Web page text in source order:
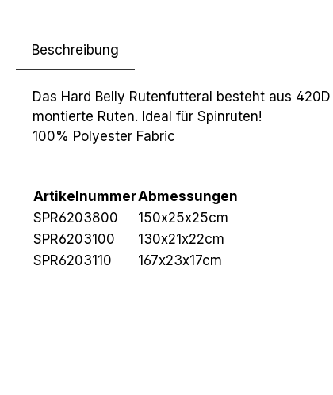
Beschreibung
Das Hard Belly Rutenfutteral besteht aus
montierte Ruten. Ideal für Spinruten!
100% Polyester Fabric
ArtikelnummerAbmessungen
SPR6203800
150x25x25cm
SPR6203100
130x21x22cm
SPR6203110
167x23x17cm